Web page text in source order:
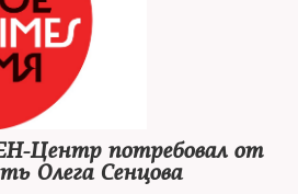
Центр потребовал от
Олега Сенцова